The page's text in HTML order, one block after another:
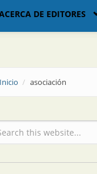
DE EDITORES
Inicio asociación
de búsqueda